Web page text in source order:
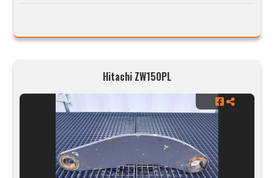
Hitachi ZW150PL